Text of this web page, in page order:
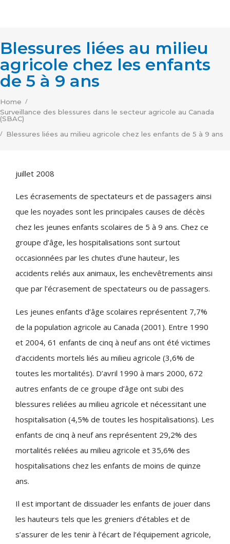
Blessures liées au milieu
agricole chez les enfants
de 5 à 9 ans
Home /
Surveillance des blessures dans le secteur agricole au Canada
(SBAC)
/ Blessures liées au milieu agricole chez les enfants de 5 à 9 ans
juillet 2008
Les écrasements de spectateurs et de passagers ainsi
que les noyades sont les principales causes de décès
chez les jeunes enfants scolaires de 5 à 9 ans. Chez ce
groupe d’âge, les hospitalisations sont surtout
occasionnées par les chutes d’une hauteur, les
accidents reliés aux animaux, les enchevêtrements ainsi
que par l’écrasement de spectateurs ou de passagers.
Les jeunes enfants d’âge scolaires représentent 7,7%
de la population agricole au Canada (2001). Entre 1990
et 2004, 61 enfants de cinq à neuf ans ont été victimes
d’accidents mortels liés au milieu agricole (3,6% de
toutes les mortalités). D’avril 1990 à mars 2000, 672
autres enfants de ce groupe d’âge ont subi des
blessures reliées au milieu agricole et nécessitant une
hospitalisation (4,5% de toutes les hospitalisations). Les
enfants de cinq à neuf ans représentent 29,2% des
mortalités reliées au milieu agricole et 35,6% des
hospitalisations chez les enfants de moins de quinze
ans.
Il est important de dissuader les enfants de jouer dans
les hauteurs tels que les greniers d’étables et de
s’assurer de les tenir à l’écart de l’équipement agricole,